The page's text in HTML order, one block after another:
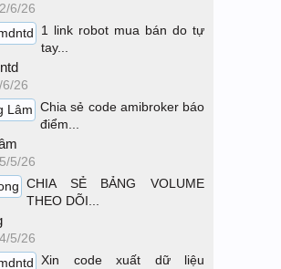
6/26
1 link robot mua bán do tự
tay...
6/26
Chia sẻ code amibroker báo
điểm...
5/26
CHIA SẺ BẢNG VOLUME
THEO DÕI...
5/26
Xin code xuất dữ liệu